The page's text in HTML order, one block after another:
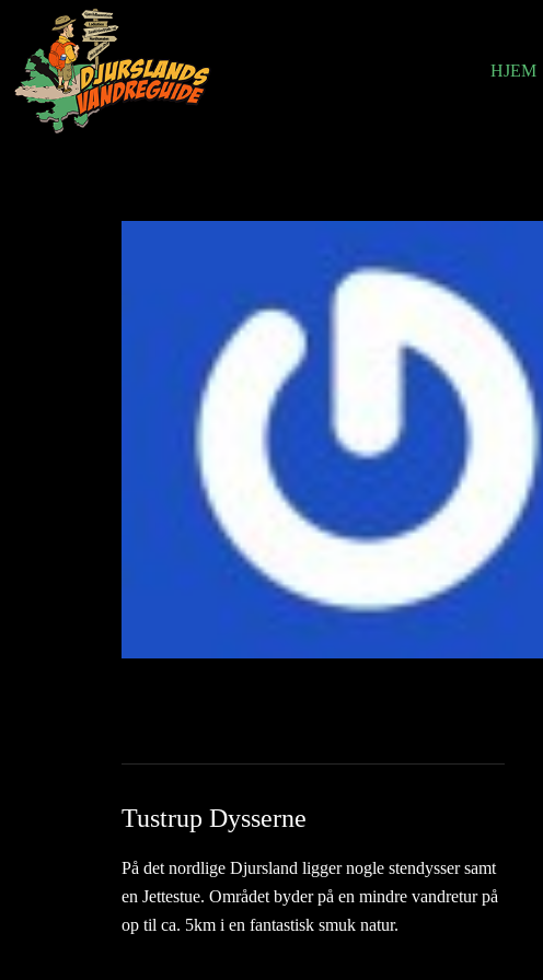
HJEM
Tustrup Dysserne
På det nordlige Djursland ligger nogle stendysser samt
en Jettestue. Området byder på en mindre vandretur på
op til ca. 5km i en fantastisk smuk natur.